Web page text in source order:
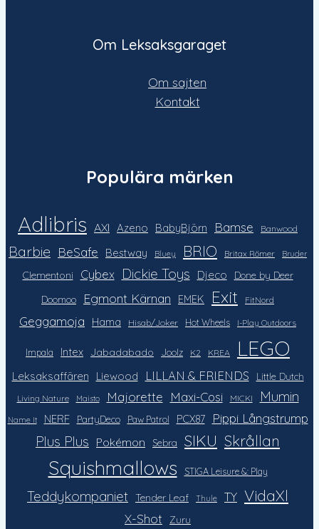
Om Leksaksgaraget
Om sajten
Kontakt
Populära märken
Adlibris AXI Azeno BabyBjörn Bamse Banwood
Barbie BeSafe Bestway Bluey BRIO Britax Römer Bruder
Clementoni Cybex Dickie Toys Djeco Done by Deer
Doomoo Egmont Kärnan EMEK Exit FitNord
Geggamoja Hama Hisab/Joker Hot Wheels I-Play Outdoors
Impala Intex Jabadabado Joolz K2 KREA LEGO
Leksaksaffären Liewood LILLAN & FRIENDS Little Dutch
Living Nature Maisto Majorette Maxi-Cosi MICKI Mumin
Name It NERF PartyDeco Paw Patrol PCX87 Pippi Långstrump
Plus Plus Pokémon Sebra SIKU Skrållan
Squishmallows STIGA Leisure &: Play
Teddykompaniet Tender Leaf Thule TY VidaXl
X-Shot Zuru